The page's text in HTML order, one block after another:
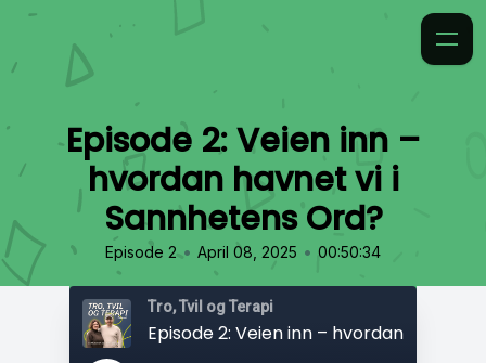
Episode 2: Veien inn –
hvordan havnet vi i
Sannhetens Ord?
Episode 2 • April 08, 2025 • 00:50:34
Tro, Tvil og Terapi